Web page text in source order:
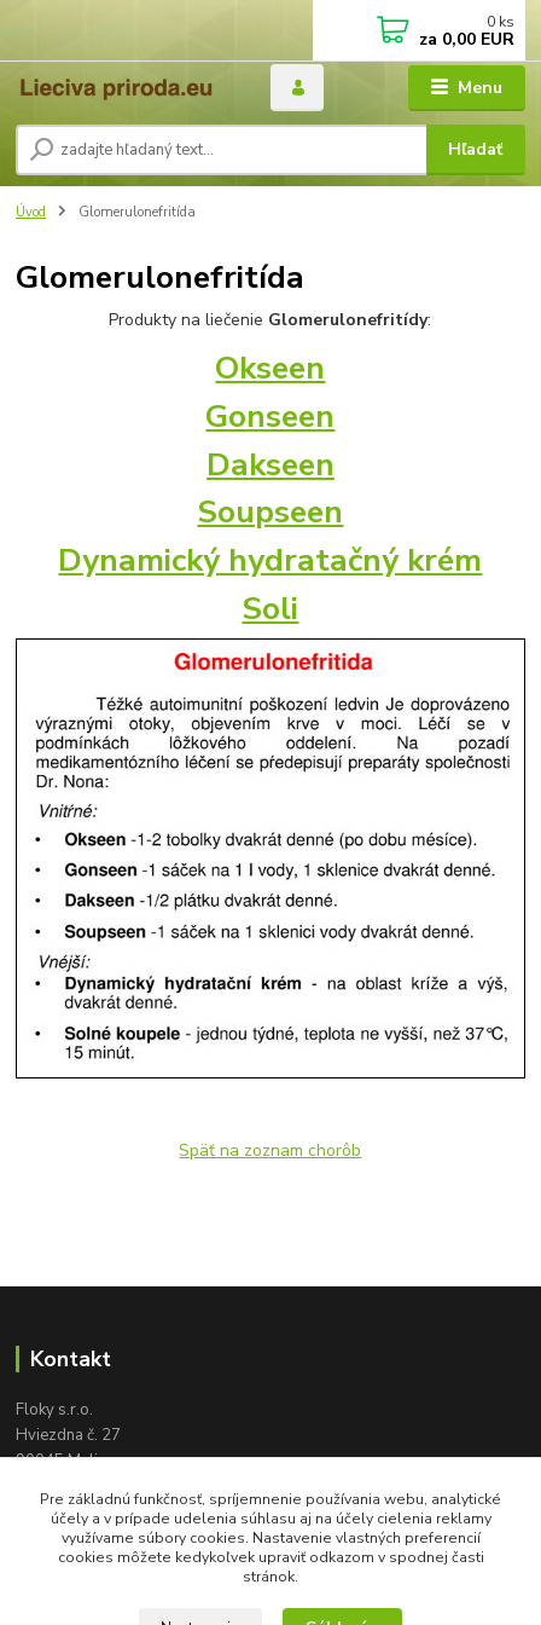
Menu
Hľadať
0 ks
za 0,00 EUR
Úvod Glomerulonefritída
Glomerulonefritída
Produkty na liečenie Glomerulonefritídy:
Okseen
Gonseen
Dakseen
Soupseen
Dynamický hydratačný krém
Soli
Späť na zoznam chorôb
Kontakt
Floky s.r.o.
Hviezdna č. 27
90045 Malinovo
floky2004@gmail.com
Pre základnú funkčnosť, spríjemnenie používania webu, analytické
účely a v prípade udelenia súhlasu aj na účely cielenia reklamy
využívame súbory cookies. Nastavenie vlastných preferencií
cookies môžete kedykoľvek upraviť odkazom v spodnej časti
stránok.